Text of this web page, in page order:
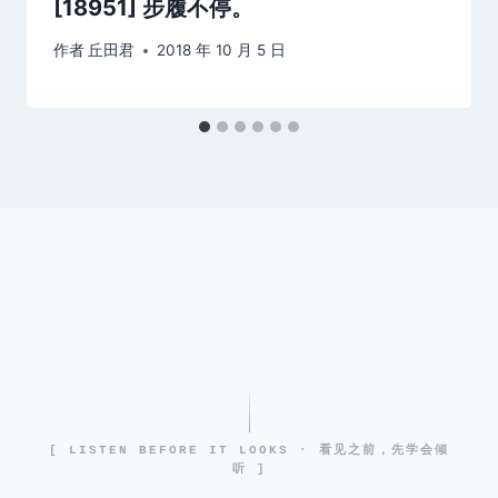
[18951] 步履不停。
作者 丘田君 2018 年 10 月 5 日
[ LISTEN BEFORE IT LOOKS · 看见之前，先学会倾
听 ]